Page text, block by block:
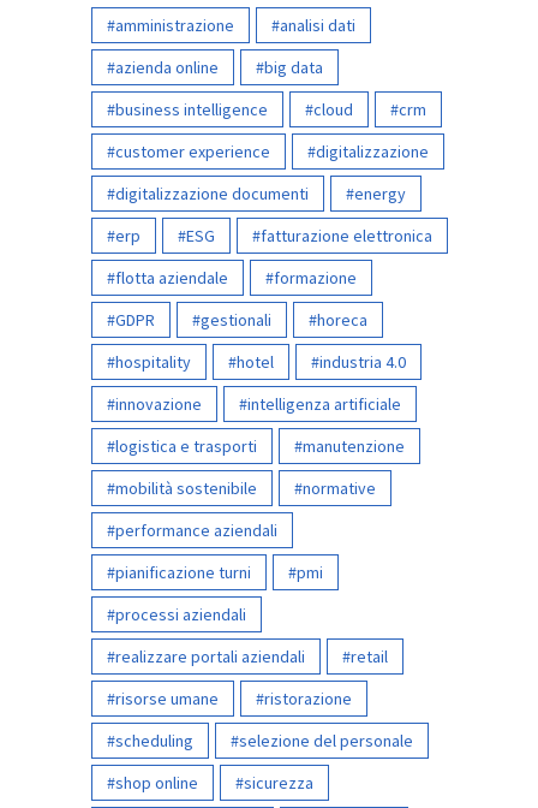
amministrazione
analisi dati
azienda online
big data
business intelligence
cloud
crm
customer experience
digitalizzazione
digitalizzazione documenti
energy
erp
ESG
fatturazione elettronica
flotta aziendale
formazione
GDPR
gestionali
horeca
hospitality
hotel
industria 4.0
innovazione
intelligenza artificiale
logistica e trasporti
manutenzione
mobilità sostenibile
normative
performance aziendali
pianificazione turni
pmi
processi aziendali
realizzare portali aziendali
retail
risorse umane
ristorazione
scheduling
selezione del personale
shop online
sicurezza